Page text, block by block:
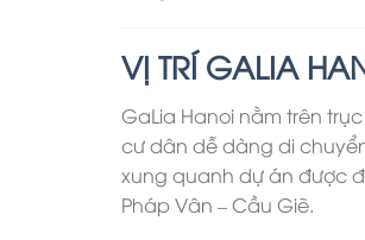
VỊ TRÍ GALIA
GaLia Hanoi nằm trên
cư dân dễ dàng di
xung quanh dự án được
Pháp Vân – Cầu Giẽ.